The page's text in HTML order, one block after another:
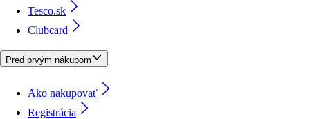
Tesco.sk
Clubcard
Pred prvým nákupom
Ako nakupovať
Registrácia